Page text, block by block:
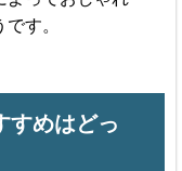
す。
すめはどっ